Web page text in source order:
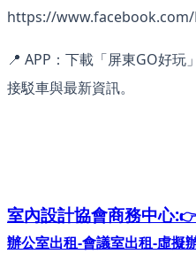
https://www.facebook.com/
📍 APP：下載「屏東GO好
接駁車與最新資訊。
室內設計協會商務中心:
辦公室出租-會議室出租-虛擬